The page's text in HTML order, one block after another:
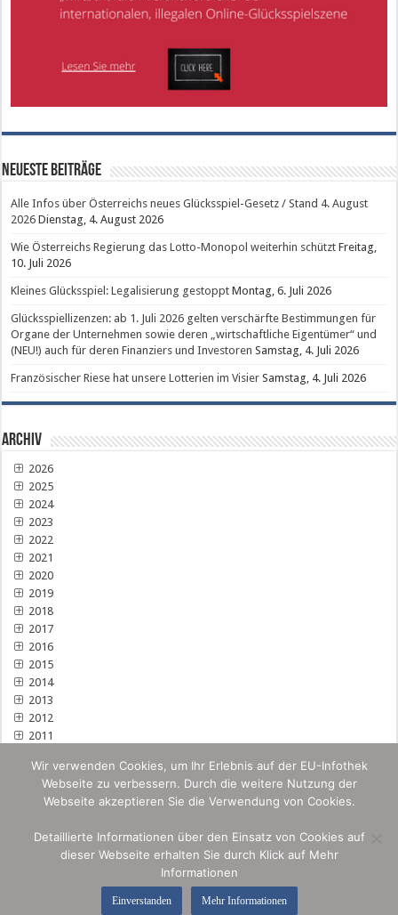
Neueste Beiträge
Alle Infos über Österreichs neues Glücksspiel-Gesetz / Stand 4. August
2026 Dienstag, 4. August 2026
Wie Österreichs Regierung das Lotto-Monopol weiterhin schützt Freitag,
10. Juli 2026
Kleines Glücksspiel: Legalisierung gestoppt Montag, 6. Juli 2026
Glücksspiellizenzen: ab 1. Juli 2026 gelten verschärfte Bestimmungen für
Organe der Unternehmen sowie deren „wirtschaftliche Eigentümer“ und
(NEU!) auch für deren Finanziers und Investoren Samstag, 4. Juli 2026
Französischer Riese hat unsere Lotterien im Visier Samstag, 4. Juli 2026
Archiv
2026
2025
2024
2023
2022
2021
2020
2019
2018
2017
2016
2015
2014
2013
2012
2011
Wir verwenden Cookies, um Ihr Erlebnis auf der EU-Infothek
Webseite zu verbessern. Durch die weitere Nutzung der
Webseite akzeptieren Sie die Verwendung von Cookies.
Detaillierte Informationen über den Einsatz von Cookies auf
dieser Webseite erhalten Sie durch Klick auf Mehr
Informationen
Einverstanden Mehr Informationen